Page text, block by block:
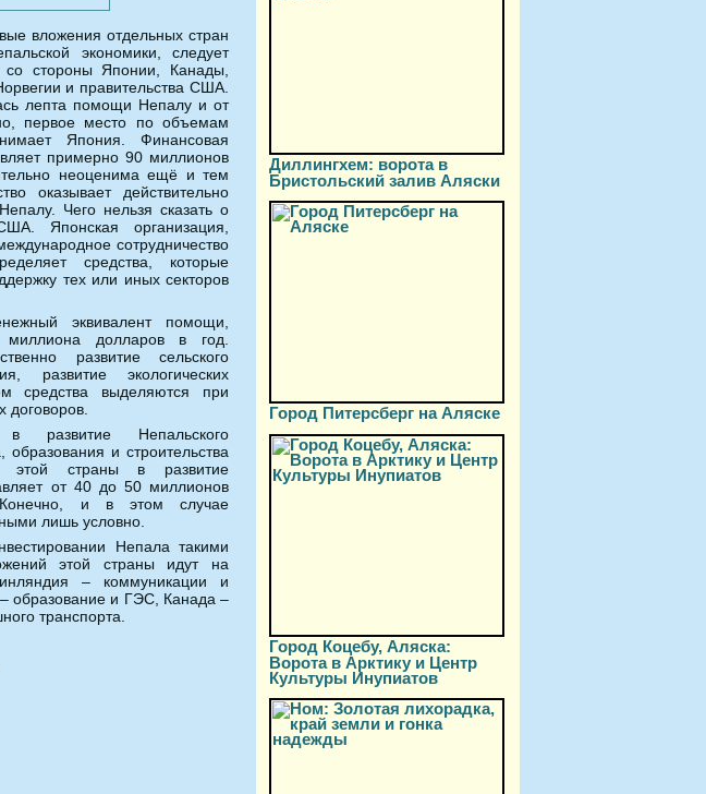
вложения отдельных стран
экономики, следует
стороны Японии, Канады,
и правительства США.
лепта помощи Непалу и от
первое место по объемам
Япония. Финансовая
примерно 90 миллионов
неоценима ещё и тем
оказывает действительно
Чего нельзя сказать о
Японская организация,
сотрудничество
средства, которые
тех или иных секторов
эквивалент помощи,
долларов в год.
развитие сельского
развитие экологических
средства выделяются при
развитие Непальского
образования и строительства
этой страны в развитие
от 40 до 50 миллионов
Конечно, и в этом случае
лишь условно.
Непала такими
этой страны идут на
– коммуникации и
образование и ГЭС, Канада –
транспорта.
Диллингхем: ворота в
Бристольский залив Аляски
Город Питерсберг на Аляске
Город Коцебу, Аляска:
Ворота в Арктику и Центр
Культуры Инупиатов